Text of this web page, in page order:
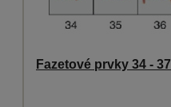
Fazetové prvky 34 - 37